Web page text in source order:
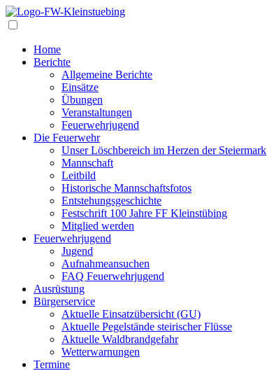
Home
Berichte
Allgemeine Berichte
Einsätze
Übungen
Veranstaltungen
Feuerwehrjugend
Die Feuerwehr
Unser Löschbereich im Herzen der Steiermark
Mannschaft
Leitbild
Historische Mannschaftsfotos
Entstehungsgeschichte
Festschrift 100 Jahre FF Kleinstübing
Mitglied werden
Feuerwehrjugend
Jugend
Aufnahmeansuchen
FAQ Feuerwehrjugend
Ausrüstung
Bürgerservice
Aktuelle Einsatzübersicht (GU)
Aktuelle Pegelstände steirischer Flüsse
Aktuelle Waldbrandgefahr
Wetterwarnungen
Termine